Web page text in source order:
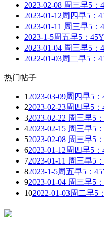
2023-02-08 周三早5
2023-01-12周四早5：
2023-01-11 周三早5
2023-1-5周五早5：
2023-01-04 周三早5
2022-01-03周二早5：
热门帖子
1 2023-03-09周四早5
22023-02-23周四早5
32023-02-22 周三早5
42023-02-15 周三早5
52023-02-08 周三早5
62023-01-12周四早5
72023-01-11 周三早5
82023-1-5周五早5：
92023-01-04 周三早5
102022-01-03周二早5